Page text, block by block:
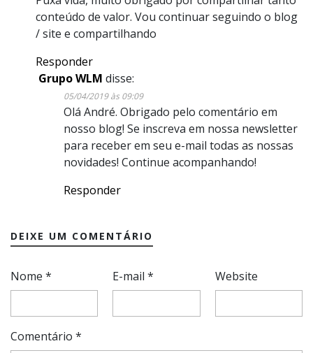
conteúdo de valor. Vou continuar seguindo o blog
/ site e compartilhando
Responder
Grupo WLM disse:
05/04/2019 às 09:09
Olá André. Obrigado pelo comentário em
nosso blog! Se inscreva em nossa newsletter
para receber em seu e-mail todas as nossas
novidades! Continue acompanhando!
Responder
DEIXE UM COMENTÁRIO
Nome * E-mail* Website
Comentário *